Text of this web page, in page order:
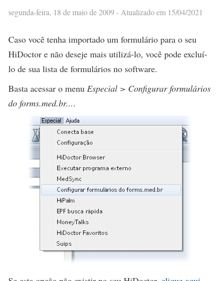
segunda-feira, 18 de maio de 2009- Atualizado em 15/04/2021
Caso você tenha importado um formulário para o seu
HiDoctor e não deseje mais utilizá-lo, você pode excluí-
lo de sua lista de formulários no software.
Basta acessar o menu Especial > Configurar formulários
do forms.med.br....